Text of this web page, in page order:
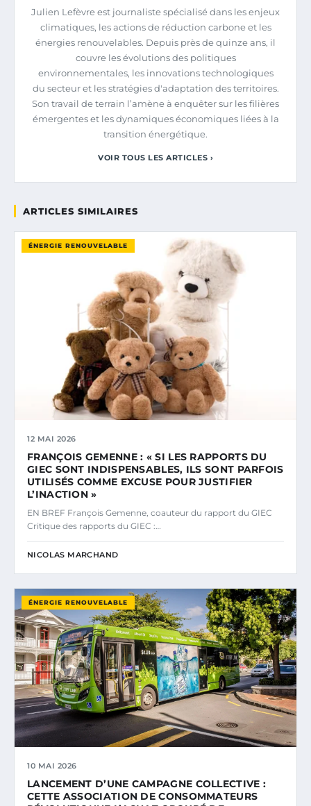
Julien Lefèvre est journaliste spécialisé dans les enjeux
climatiques, les actions de réduction carbone et les
énergies renouvelables. Depuis près de quinze ans, il
couvre les évolutions des politiques
environnementales, les innovations technologiques
du secteur et les stratégies d'adaptation des territoires.
Son travail de terrain l’amène à enquêter sur les filières
émergentes et les dynamiques économiques liées à la
transition énergétique.
VOIR TOUS LES ARTICLES ›
ARTICLES SIMILAIRES
ÉNERGIE RENOUVELABLE
12 MAI 2026
FRANÇOIS GEMENNE : « SI LES RAPPORTS DU
GIEC SONT INDISPENSABLES, ILS SONT PARFOIS
UTILISÉS COMME EXCUSE POUR JUSTIFIER
L’INACTION »
EN BREF François Gemenne, coauteur du rapport du GIEC
Critique des rapports du GIEC :…
NICOLAS MARCHAND
ÉNERGIE RENOUVELABLE
10 MAI 2026
LANCEMENT D’UNE CAMPAGNE COLLECTIVE :
CETTE ASSOCIATION DE CONSOMMATEURS